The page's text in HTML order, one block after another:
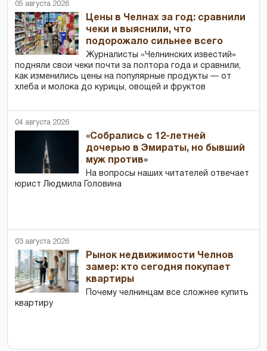
05 августа 2026
Цены в Челнах за год: сравнили
чеки и выяснили, что
подорожало сильнее всего
Журналисты «Челнинских известий»
подняли свои чеки почти за полтора года и сравнили,
как изменились цены на популярные продукты — от
хлеба и молока до курицы, овощей и фруктов
04 августа 2026
«Собрались с 12-летней
дочерью в Эмираты, но бывший
муж против»
На вопросы наших читателей отвечает
юрист Людмила Головина
03 августа 2026
Рынок недвижимости Челнов
замер: кто сегодня покупает
квартиры
Почему челнинцам все сложнее купить
квартиру